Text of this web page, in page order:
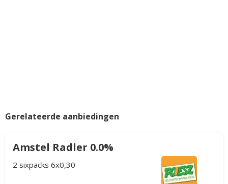
Gerelateerde aanbiedingen
Amstel Radler 0.0%
2 sixpacks 6x0,30